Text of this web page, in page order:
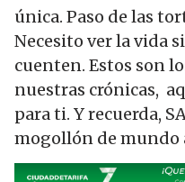
única. Paso de las
Necesito ver la vida
cuenten. Estos son
nuestras crónicas,
para ti. Y recuerda,
mogollón de mundo